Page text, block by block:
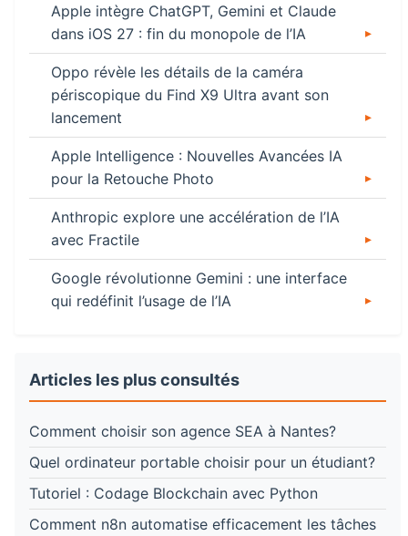
Apple intègre ChatGPT, Gemini et Claude
dans iOS 27 : fin du monopole de l’IA
Oppo révèle les détails de la caméra
périscopique du Find X9 Ultra avant son
lancement
Apple Intelligence : Nouvelles Avancées IA
pour la Retouche Photo
Anthropic explore une accélération de l’IA
avec Fractile
Google révolutionne Gemini : une interface
qui redéfinit l’usage de l’IA
Articles les plus consultés
Comment choisir son agence SEA à Nantes?
Quel ordinateur portable choisir pour un étudiant?
Tutoriel : Codage Blockchain avec Python
Comment n8n automatise efficacement les tâches